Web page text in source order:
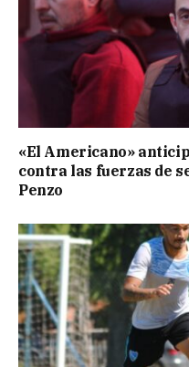
«El Americano»
contra las fuerzas de
Penzo